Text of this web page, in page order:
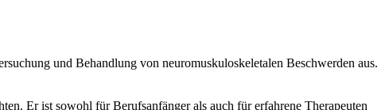
und Behandlung von neuromuskuloskeletalen Beschwerden aus.
Er ist sowohl für Berufsanfänger als auch für erfahrene Therapeuten